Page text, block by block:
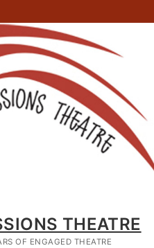
THEATRE
OF ENGAGED THEATRE